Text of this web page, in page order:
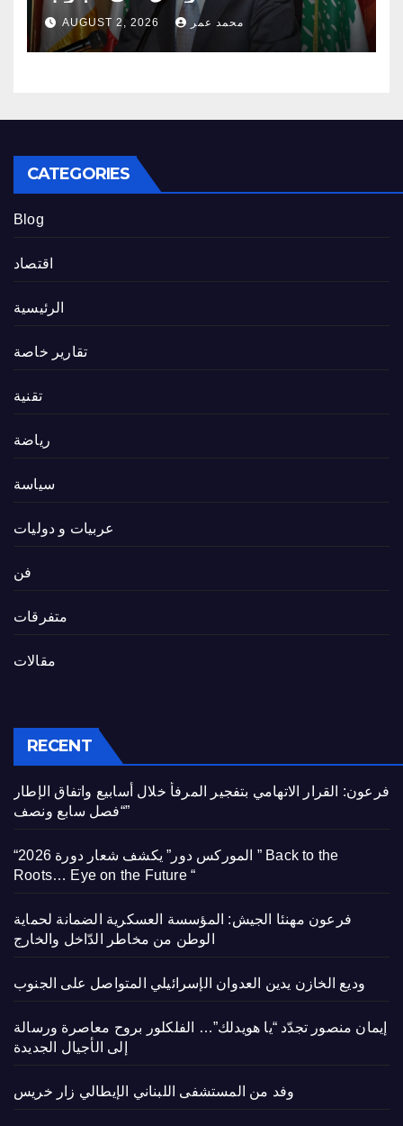
AUGUST 2, 2026 محمد عمر
CATEGORIES
Blog
اقتصاد
الرئيسية
تقارير خاصة
تقنية
رياضة
سياسة
عربيات و دوليات
فن
متفرقات
مقالات
RECENT
فرعون: القرار الاتهامي بتفجير المرفأ خلال أسابيع واتفاق الإطار
“فصل سابع ونصف”
“الموركس دور” يكشف شعار دورة 2026 ” Back to the
Roots… Eye on the Future “
فرعون مهنئا الجيش: المؤسسة العسكرية الضمانة لحماية
الوطن من مخاطر الدّاخل والخارج
وديع الخازن يدين العدوان الإسرائيلي المتواصل على الجنوب
إيمان منصور تجدّد “يا هويدلك”… الفلكلور بروح معاصرة ورسالة
إلى الأجيال الجديدة
وفد من المستشفى اللبناني الإيطالي زار خريس